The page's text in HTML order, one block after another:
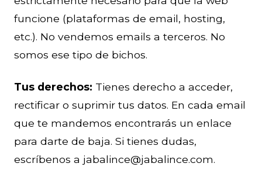
funcione (plataformas de email, hosting,
etc.). No vendemos emails a terceros. No
somos ese tipo de bichos.
Tus derechos: Tienes derecho a acceder,
rectificar o suprimir tus datos. En cada email
que te mandemos encontrarás un enlace
para darte de baja. Si tienes dudas,
escríbenos a jabalince@jabalince.com.